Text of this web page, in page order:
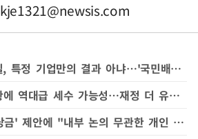
kje1321@newsis.com
김용범 "AI시대 과실, 특정 기업만의 결과 아냐…'국민배당금'으로 국민에 환원돼야"
김용범 "반도체 호황에 역대급 세수 가능성…재정 더 유연해져야"
靑, 김용범 '국민배당금' 제안에 "내부 논의 무관한 개인 의견"